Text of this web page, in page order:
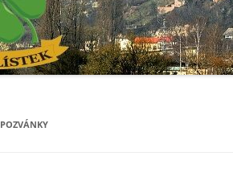
POZVÁNKY